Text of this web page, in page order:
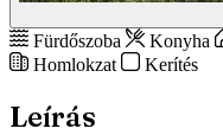
Fürdőszoba Konyha
Homlokzat
Kerítés
Leírás